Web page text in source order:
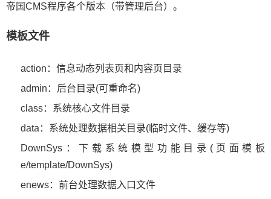
帝国CMS程序各个版本（带管理后台）。
模板文件
action：信息动态列表页和内容页目录
admin：后台目录(可重命名)
class：系统核心文件目录
data：系统处理数据相关目录(临时文件、缓存等)
DownSys：下载系统模型功能目录(页面模板
e/template/DownSys)
enews：前台处理数据入口文件